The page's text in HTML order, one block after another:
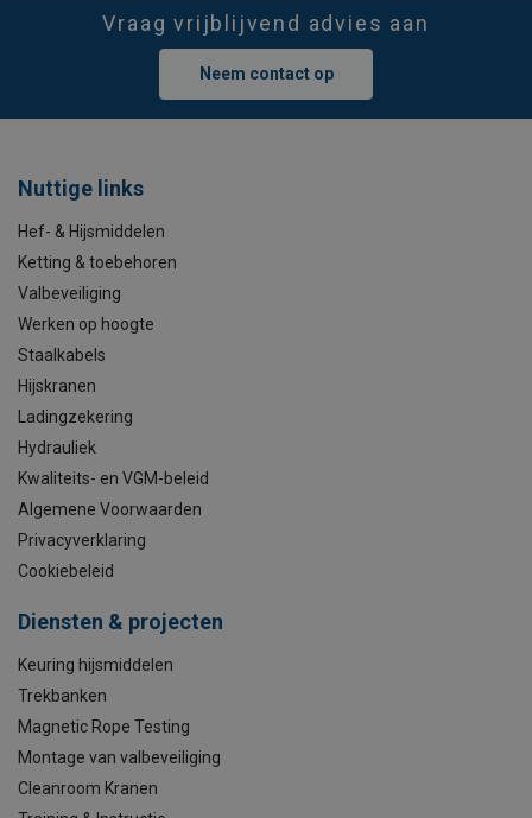
Vraag vrijblijvend advies aan
Neem contact op
Nuttige links
Hef- & Hijsmiddelen
Ketting & toebehoren
Valbeveiliging
Werken op hoogte
Staalkabels
Hijskranen
Ladingzekering
Hydrauliek
Kwaliteits- en VGM-beleid
Algemene Voorwaarden
Privacyverklaring
Cookiebeleid
Diensten & projecten
Keuring hijsmiddelen
Trekbanken
Magnetic Rope Testing
Montage van valbeveiliging
Cleanroom Kranen